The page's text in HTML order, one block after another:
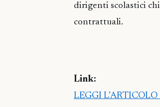
dirigenti scolastici
contrattuali.
Link:
LEGGI